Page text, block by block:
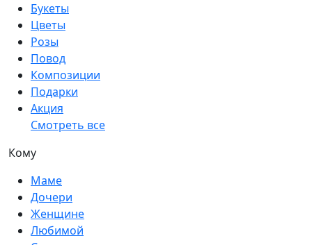
Букеты
Цветы
Розы
Повод
Композиции
Подарки
Акция
Смотреть все
Кому
Маме
Дочери
Женщине
Любимой